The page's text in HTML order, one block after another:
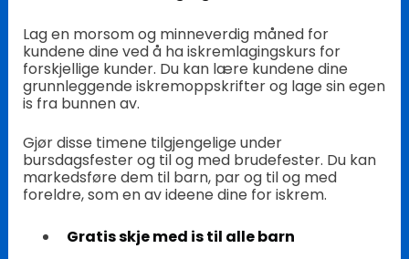
Lag en morsom og minneverdig måned for
kundene dine ved å ha iskremlagingskurs for
forskjellige kunder. Du kan lære kundene dine
grunnleggende iskremoppskrifter og lage sin egen
is fra bunnen av.
Gjør disse timene tilgjengelige under
bursdagsfester og til og med brudefester. Du kan
markedsføre dem til barn, par og til og med
foreldre, som en av ideene dine for iskrem.
Gratis skje med is til alle barn